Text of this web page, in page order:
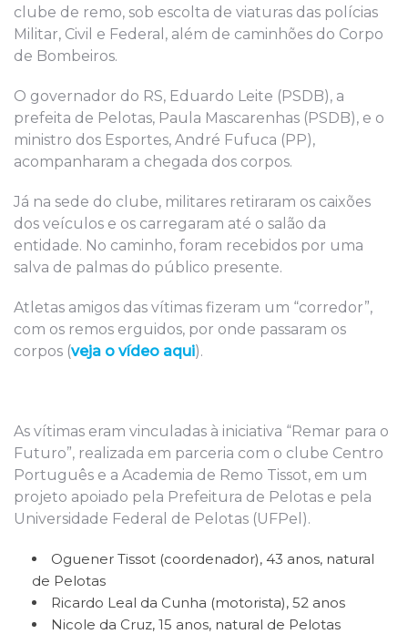
clube de remo, sob escolta de viaturas das polícias
Militar, Civil e Federal, além de caminhões do Corpo
de Bombeiros.
O governador do RS, Eduardo Leite (PSDB), a
prefeita de Pelotas, Paula Mascarenhas (PSDB), e o
ministro dos Esportes, André Fufuca (PP),
acompanharam a chegada dos corpos.
Já na sede do clube, militares retiraram os caixões
dos veículos e os carregaram até o salão da
entidade. No caminho, foram recebidos por uma
salva de palmas do público presente.
Atletas amigos das vítimas fizeram um “corredor”,
com os remos erguidos, por onde passaram os
corpos (veja o vídeo aqui).
As vítimas eram vinculadas à iniciativa “Remar para o
Futuro”, realizada em parceria com o clube Centro
Português e a Academia de Remo Tissot, em um
projeto apoiado pela Prefeitura de Pelotas e pela
Universidade Federal de Pelotas (UFPel).
Oguener Tissot (coordenador), 43 anos, natural
de Pelotas
Ricardo Leal da Cunha (motorista), 52 anos
Nicole da Cruz, 15 anos, natural de Pelotas